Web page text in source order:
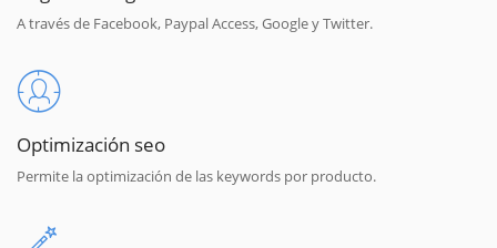
A través de Facebook, Paypal Access, Google y Twitter.
Optimización seo
Permite la optimización de las keywords por producto.